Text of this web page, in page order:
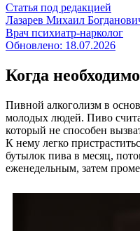
Статья под редакцией
Лазарев Михаил
Врач психиатр-нарколог
Обновлено: 18.07.2026
Когда
Пивной алкоголизм в
молодых людей. Пиво
который не способен
К нему легко
бутылок пива в месяц,
еженедельным, затем